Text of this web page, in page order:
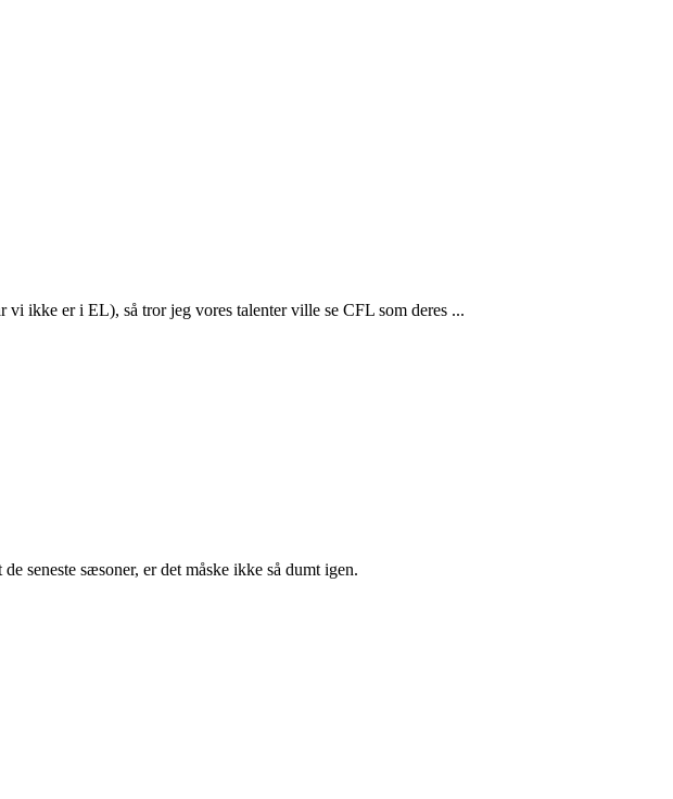
ikke er i EL), så tror jeg vores talenter ville se CFL som deres ...
seneste sæsoner, er det måske ikke så dumt igen.